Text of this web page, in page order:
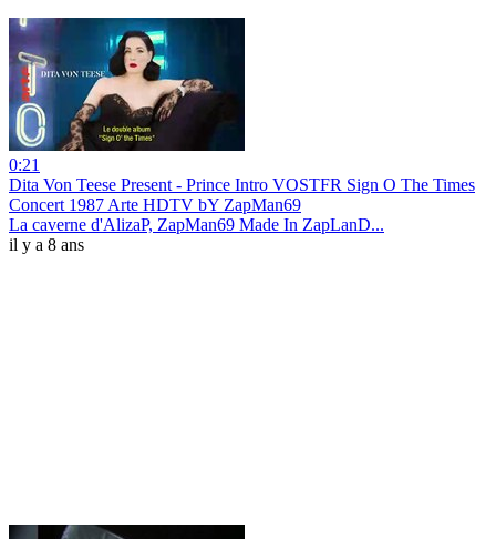
0:21
Dita Von Teese Present - Prince Intro VOSTFR Sign O The Times
Concert 1987 Arte HDTV bY ZapMan69
La caverne d'AlizaP, ZapMan69 Made In ZapLanD...
il y a 8 ans